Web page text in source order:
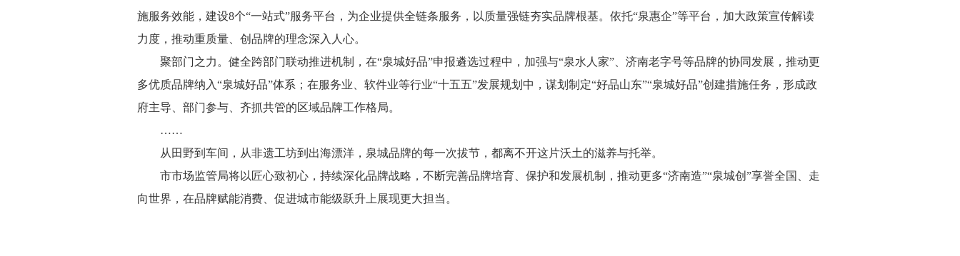
施服务效能，建设8个“一站式”服务平台，为企业提供全链条服务，以质量强链夯实品牌根基。依托“泉惠企”等平台，加大政策宣传解读
力度，推动重质量、创品牌的理念深入人心。
聚部门之力。健全跨部门联动推进机制，在“泉城好品”申报遴选过程中，加强与“泉水人家”、济南老字号等品牌的协同发展，推动更
多优质品牌纳入“泉城好品”体系；在服务业、软件业等行业“十五五”发展规划中，谋划制定“好品山东”“泉城好品”创建措施任务，形成政
府主导、部门参与、齐抓共管的区域品牌工作格局。
……
从田野到车间，从非遗工坊到出海漂洋，泉城品牌的每一次拔节，都离不开这片沃土的滋养与托举。
市市场监管局将以匠心致初心，持续深化品牌战略，不断完善品牌培育、保护和发展机制，推动更多“济南造”“泉城创”享誉全国、走
向世界，在品牌赋能消费、促进城市能级跃升上展现更大担当。